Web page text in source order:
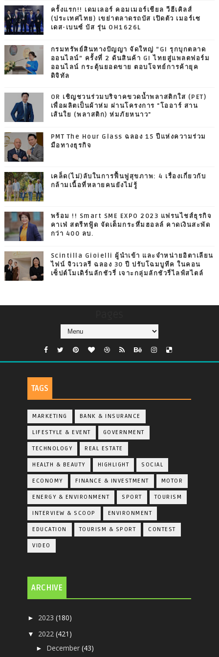
ครั้งแรก!! เดมเลอร์ คอมเมอร์เชียล วีฮีเคิลส์
(ประเทศไทย) เขย่าตลาดรถบัส เปิดตัว เมอร์เซ
เดส-เบนซ์ บัส รุ่น OH1626L
กรมทรัพย์สินทางปัญญา จัดใหญ่ “GI รุกบุกตลาด
ออนไลน์” ครั้งที่ 2 ดันสินค้า GI ไทยสู่แพลตฟอร์ม
ออนไลน์ กระตุ้นยอดขาย ตอบโจทย์การค้ายุค
ดิจิทัล
OR เชิญชวนร่วมบริจาคขวดน้ำพลาสติกใส (PET)
เพื่อผลิตเป็นผ้าห่ม ผ่านโครงการ "โออาร์ สาน
เส้นใย (พลาสติก) ห่มภัยหนาว"
PMT The Hour Glass ฉลอง 15 ปีแห่งความร่วม
มือทางธุรกิจ
เคล็ด(ไม่)ลับในการฟื้นฟูสุขภาพ: 4 เรื่องเกี่ยวกับ
กล้ามเนื้อที่หลายคนยังไม่รู้
พร้อม !! Smart SME EXPO 2023 แฟรนไชส์ธุรกิจ
คาเฟ่ สตรีทฟู้ด จัดเต็มกระหึ่มฮอลล์ คาดเงินสะพัด
กว่า 400 ลบ.
Scintilla Gioielli ผู้นำเข้า และจำหน่ายอิตาเลียน
ไฟน์ จิวเวลรี ฉลอง 30 ปี ปรับโฉมบูทีค ในคอน
เซ็ปต์โมเดิร์นลักชัวรี่ เจาะกลุ่มลักชัวรี่ไลฟ์สไตล์
TAGS
MARKETING BANK & INSURANCE
LIFESTYLE & EVENT GOVERNMENT
TECHNOLOGY REAL ESTATE
HEALTH & BEAUTY HIGHLIGHT SOCIAL
ECONOMY FINANCE & INVESTMENT MOTOR
ENERGY & ENVIRONMENT SPORT TOURISM
INTERVIEW & SCOOP ENVIRONMENT
EDUCATION TOURISM & SPORT CONTEST
VIDEO
ARCHIVE
► 2023(180)
▼ 2022(421)
► December(43)